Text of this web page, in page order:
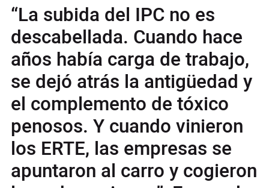
“La subida del IPC no es
descabellada. Cuando hace
años había carga de trabajo,
se dejó atrás la antigüedad y
el complemento de tóxico
penosos. Y cuando vinieron
los ERTE, las empresas se
apuntaron al carro y cogieron